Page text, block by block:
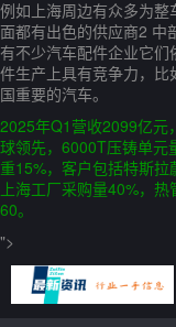
例如上海周边有众多为
面都有出色的供应商2 中
有不少汽车配件企业它
件生产上具有竞争力，
国重要的汽车。
2025年Q1营收2099亿元
球领先，6000T压铸单元
重15%，客户包括特斯
上海工厂采购量40%，
60。
">